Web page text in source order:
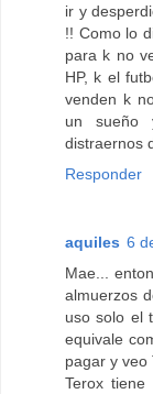
ir y
!! Como lo
para k no
HP, k el
venden k
un sueño
distraernos
Responder
aquiles 6
Mae...
almuerzos
uso solo el
equivale
pagar y veo
Terox